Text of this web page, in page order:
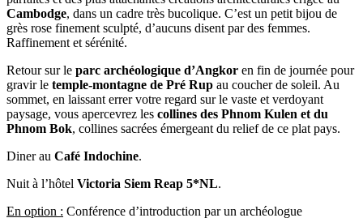
Cambodge, dans un cadre très bucolique. C’est un petit bijou de
grès rose finement sculpté, d’aucuns disent par des femmes.
Raffinement et sérénité.
Retour sur le parc archéologique d’Angkor en fin de journée pour
gravir le temple-montagne de Pré Rup au coucher de soleil. Au
sommet, en laissant errer votre regard sur le vaste et verdoyant
paysage, vous apercevrez les collines des Phnom Kulen et du
Phnom Bok, collines sacrées émergeant du relief de ce plat pays.
Diner au Café Indochine.
Nuit à l’hôtel Victoria Siem Reap 5*NL.
En option : Conférence d’introduction par un archéologue